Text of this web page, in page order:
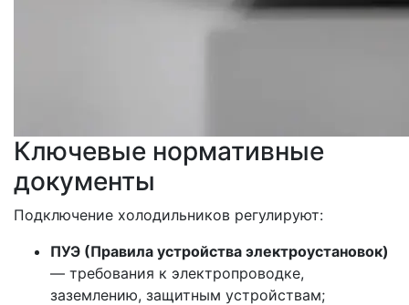
Ключевые нормативные
документы
Подключение холодильников регулируют:
ПУЭ (Правила устройства электроустановок)
— требования к электропроводке,
заземлению, защитным устройствам;